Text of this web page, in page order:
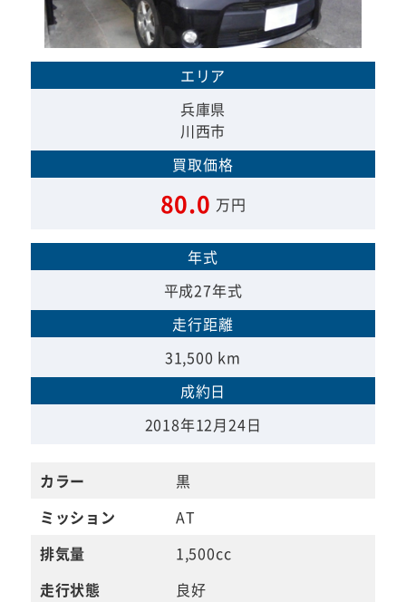
エリア
兵庫県
川西市
買取価格
80.0 万円
年式
平成27年式
走行距離
31,500 km
成約日
2018年12月24日
カラー
黒
ミッション
AT
排気量
1,500cc
走行状態
良好